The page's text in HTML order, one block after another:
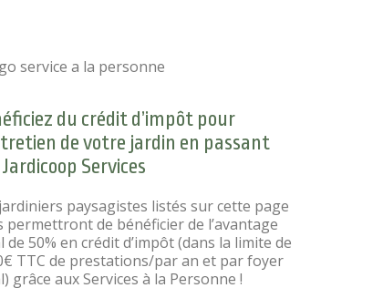
du crédit d’impôt pour
de votre jardin en passant
Services
paysagistes listés sur cette page
permettront de bénéficier de l’avantage
de 50% en crédit d’impôt (dans la limite de
TTC de prestations/par an et par foyer
grâce aux Services à la Personne !